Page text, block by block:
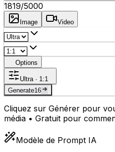
1819/5000
Image Video
Options
Ultra · 1:1
Generate16
Cliquez sur Générer pour
média • Gratuit pour
Modèle de Prompt IA